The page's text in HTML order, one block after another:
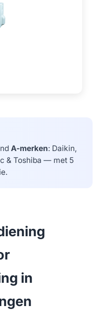
A-merken: Daikin,
& Toshiba — met 5
in